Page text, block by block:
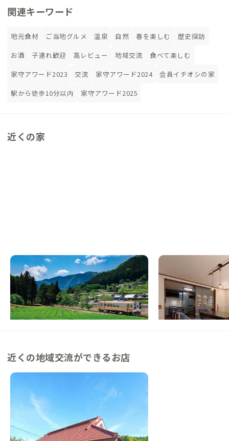
関連キーワード
地元食材 ご当地グルメ 温泉 自然 春を楽しむ
歴史探訪
お酒
子連れ歓迎 高レビュー 地域交流
食べて楽しむ
家守アワード2023
交流 家守アワード2024
会員イチオシの家
駅から徒歩10分以内
家守アワード2025
近くの家
NEW 津A邸
三重県 戸建て
【伊勢本街道の宿場】鳥の声で目覚め、川の
音と眠る山里の家
この家からの距離 29km
大和西大寺A邸
奈良県 戸建て
【なんば・京都まで
料理を楽しめる家
この家からの距離 33km
近くの地域交流ができるお店